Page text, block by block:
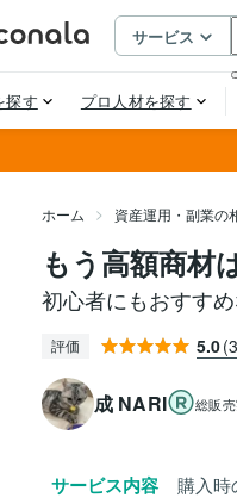
ホーム 資産運用・副業の
もう高額商材
初心者にもおすす
評価 5.0
成 NARI 総販売
サービス内容 購入時